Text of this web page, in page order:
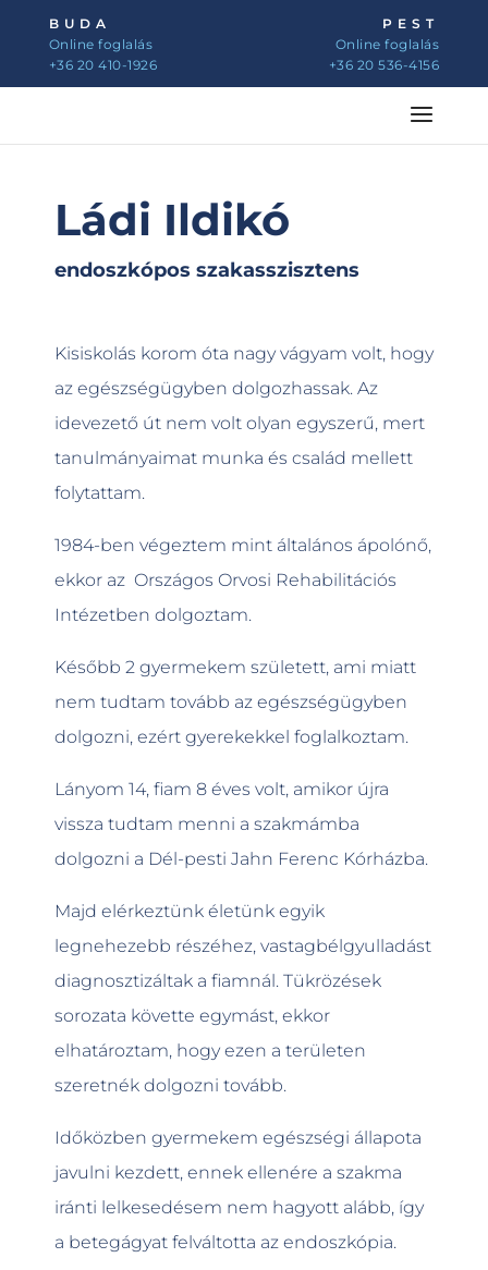
BUDA
Online foglalás
+36 20 410-1926
PEST
Online foglalás
+36 20 536-4156
Ládi Ildikó
endoszkópos szakasszisztens
Kisiskolás korom óta nagy vágyam volt, hogy
az egészségügyben dolgozhassak. Az
idevezető út nem volt olyan egyszerű, mert
tanulmányaimat munka és család mellett
folytattam.
1984-ben végeztem mint általános ápolónő,
ekkor az Országos Orvosi Rehabilitációs
Intézetben dolgoztam.
Később 2 gyermekem született, ami miatt
nem tudtam tovább az egészségügyben
dolgozni, ezért gyerekekkel foglalkoztam.
Lányom 14, fiam 8 éves volt, amikor újra
vissza tudtam menni a szakmámba
dolgozni a Dél-pesti Jahn Ferenc Kórházba.
Majd elérkeztünk életünk egyik
legnehezebb részéhez, vastagbélgyulladást
diagnosztizáltak a fiamnál. Tükrözések
sorozata követte egymást, ekkor
elhatároztam, hogy ezen a területen
szeretnék dolgozni tovább.
Időközben gyermekem egészségi állapota
javulni kezdett, ennek ellenére a szakma
iránti lelkesedésem nem hagyott alább, így
a betegágyat felváltotta az endoszkópia.